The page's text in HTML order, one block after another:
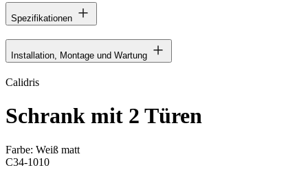
Spezifikationen
Installation, Montage und Wartung
Calidris
Schrank mit 2 Türen
Farbe: Weiß matt
C34-1010